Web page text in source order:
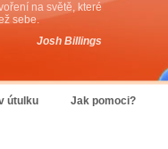
útulku Jak pomoci?
na světě, které
sebe.
Josh Billings